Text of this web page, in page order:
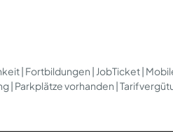
| Fortbildungen | JobTicket |
| Parkplätze vorhanden |